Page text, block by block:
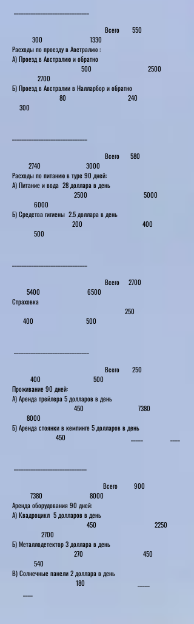
Всего 550
300 1330
Расходы по проезду в Австралию :
А) Проезд в Австралию и обратно
500 2500
2700
Б) Проезд в Австралии в Налларбор и обратно
80 240
300
Всего 580
2740 3000
Расходы по питанию в туре 90 дней:
А) Питание и вода 28 доллара в день
2500 5000
6000
Б) Средства гигиены 2.5 доллара в день
200 400
500
Всего 2700
5400 6500
Страховка
250
400 500
Всего 250
400 500
Проживание 90 дней:
А) Аренда трейлера 5 долларов в день
450 7380
8000
Б) Аренда стоянки в кемпинге 5 долларов в день
450 _____ ____
Всего 900
7380 8000
Аренда оборудования 90 дней:
А) Квадроцикл 5 долларов в день
450 2250
2700
Б) Металлодетектор 3 доллара в день
270 450
540
В) Солнечные панели 2 доллара в день
180 _____